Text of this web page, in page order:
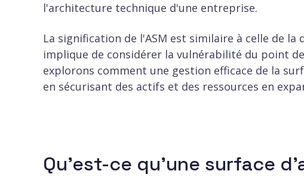
l'architecture technique d'une entreprise.
La signification de l'ASM est similaire à celle de
implique de considérer la vulnérabilité du point
explorons comment une gestion efficace de la
en sécurisant des actifs et des ressources en
Qu'est-ce qu'une surface